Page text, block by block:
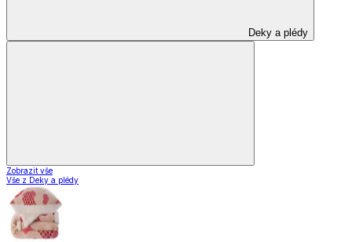
Deky a plédy
Zobrazit vše
Vše z Deky a plédy